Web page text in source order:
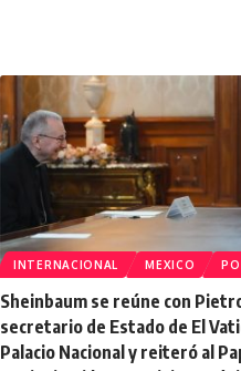
INTERNACIONAL MEXICO
Sheinbaum se reúne con
secretario de Estado de El
Palacio Nacional y reiteró al